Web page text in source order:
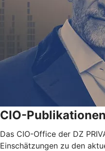
CIO-Publikationen
Das CIO-Office der DZ
Einschätzungen zu den